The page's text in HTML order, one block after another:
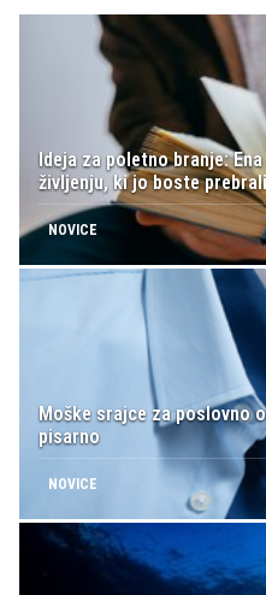
Ideja za poletno branje:
življenju, ki jo boste prebrali
NOVICE
Moške srajce za poslovno
pisarno
NOVICE